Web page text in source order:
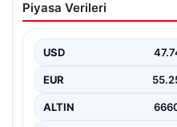
Analizi
hareketlilik yatırımcıların
en…
Piyasa Verileri
USD
EUR
ALTIN